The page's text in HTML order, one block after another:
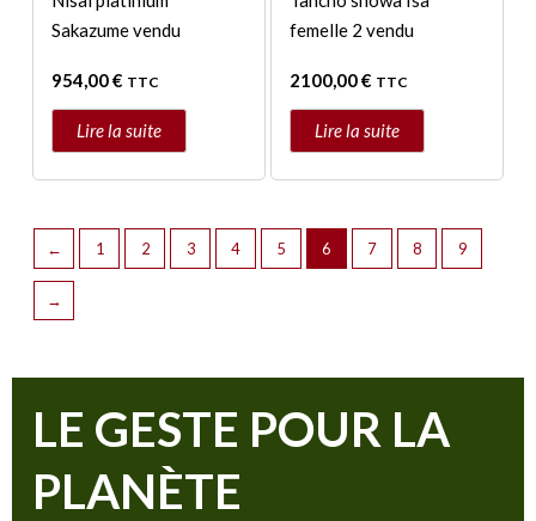
Sakazume vendu
954,00€ TTC
Lire la suite
femelle 2 vendu
2100,00€ TTC
Lire la suite
← 1 2 3 4 5 6 7 8 9
→
LE GESTE POUR LA
PLANÈTE